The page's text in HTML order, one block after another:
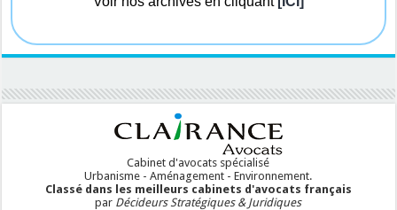
Cabinet d'avocats spécialisé
Urbanisme - Aménagement - Environnement.
Classé dans les meilleurs cabinets d'avocats français
par Décideurs Stratégiques & Juridiques